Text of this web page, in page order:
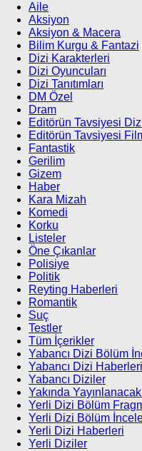
Aile
Aksiyon
Aksiyon & Macera
Bilim Kurgu & Fantazi
Dizi Karakterleri
Dizi Oyuncuları
Dizi Tanıtımları
DM Özel
Dram
Editörün Tavsiyesi
Editörün Tavsiyesi
Fantastik
Gerilim
Gizem
Haber
Kara Mizah
Komedi
Korku
Listeler
Öne Çıkanlar
Polisiye
Politik
Reyting Haberleri
Romantik
Suç
Testler
Tüm İçerikler
Yabancı Dizi Bölüm
Yabancı Dizi Haberleri
Yabancı Diziler
Yakında
Yerli Dizi Bölüm
Yerli Dizi Bölüm
Yerli Dizi Haberleri
Yerli Diziler